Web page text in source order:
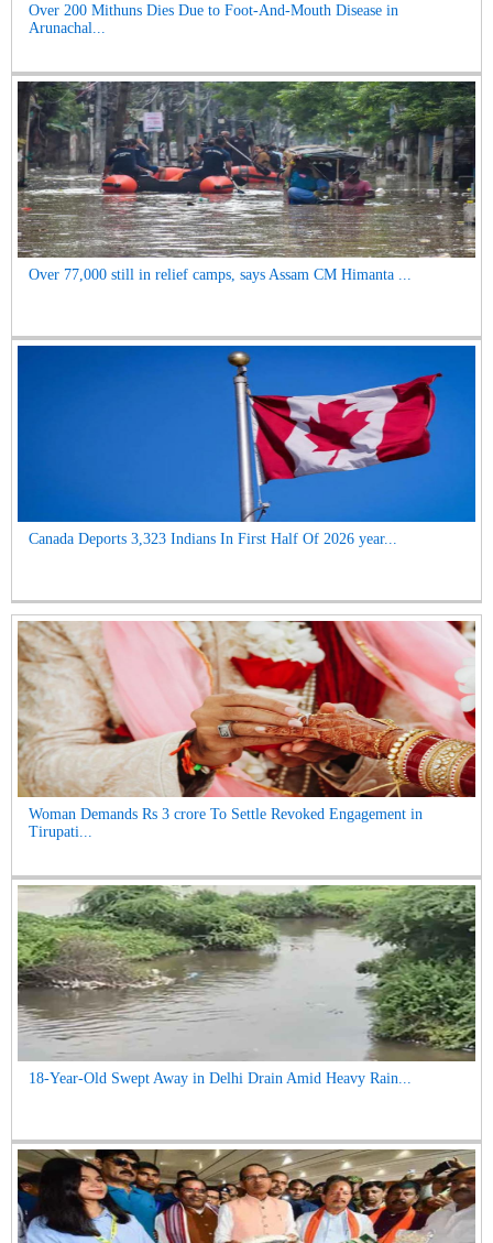
Over 200 Mithuns Dies Due to Foot-And-Mouth Disease in
Arunachal...
Over 77,000 still in relief camps, says Assam CM Himanta ...
Canada Deports 3,323 Indians In First Half Of 2026 year...
Woman Demands Rs 3 crore To Settle Revoked Engagement in
Tirupati...
18-Year-Old Swept Away in Delhi Drain Amid Heavy Rain...